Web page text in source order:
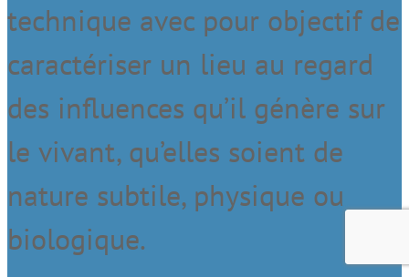
technique avec pour objectif de
caractériser un lieu au regard
des influences qu’il génère sur
le vivant, qu’elles soient de
nature subtile, physique ou
biologique.